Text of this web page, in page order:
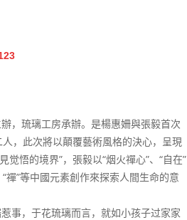
，琉璃工房承辦。是楊惠姍與張毅首次
，此次將以顛覆藝術風格的決心，呈現
悟的境界”，張毅以“烟火禪心”、“自在”
禪”等中國元素創作來探索人間生命的意
事，于花琉璃而言，就如小孩子过家家